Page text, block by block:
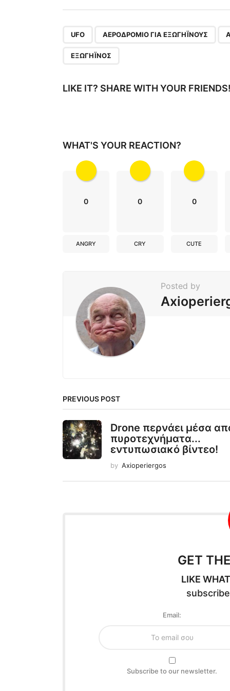
P
i
i
UFO ΑΕΡΟΔΡΌΜΙΟ ΓΙΑ ΕΞΩΓΉΙΝΟΥΣ
ΕΞΩΓΉΙΝΟΣ
LIKE IT? SHARE WITH YOUR FRIENDS!
WHAT'S YOUR REACTION?
0
ANGRY
0
CRY
0
CUTE
Posted by
PREVIOUS POST
Drone περνάει μέσα
πυροτεχνήματα...
εντυπωσιακό βίντεο!
by Axioperiergos
GET
LIKE
Email:
Subscribe to our newsletter.